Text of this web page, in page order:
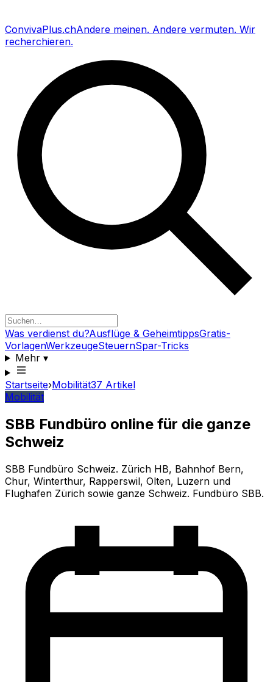
ConvivaPlus.chAndere meinen. Andere vermuten. Wir
recherchieren.
Was verdienst du?Ausflüge & GeheimtippsGratis-
VorlagenWerkzeugeSteuernSpar-Tricks
Mehr▾
Startseite›Mobilität37 Artikel
Mobilität
SBB Fundbüro online für die ganze
Schweiz
SBB Fundbüro Schweiz. Zürich HB, Bahnhof Bern,
Chur, Winterthur, Rapperswil, Olten, Luzern und
Flughafen Zürich sowie ganze Schweiz. Fundbüro SBB.